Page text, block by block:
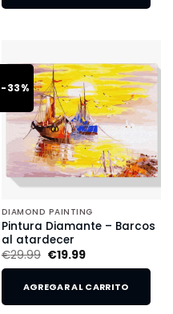
-33%
DIAMOND PAINTING
Pintura Diamante – Barcos
al atardecer
€29.99 €19.99
AGREGAR AL CARRITO